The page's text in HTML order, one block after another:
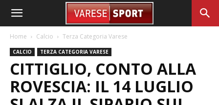
Home Calcio Terza Categoria Varese
CALCIO TERZA CATEGORIA VARESE
CITTIGLIO, CONTO ALLA
ROVESCIA: IL 14 LUGLIO